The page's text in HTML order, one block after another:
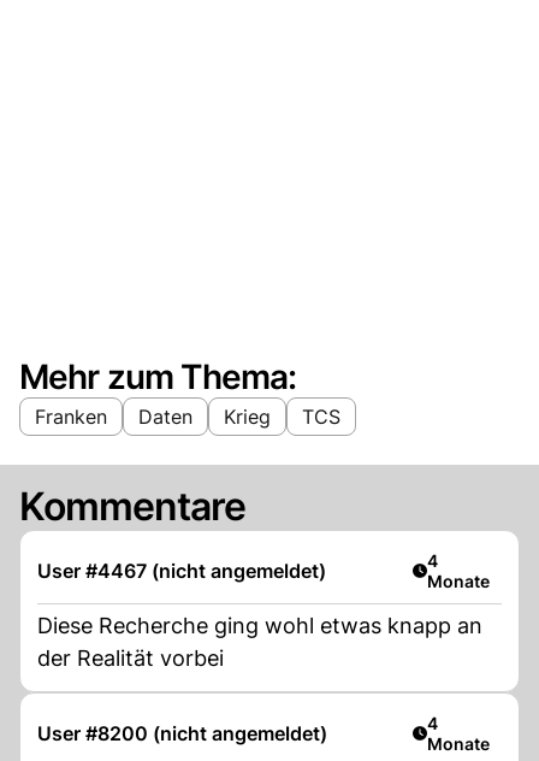
Mehr zum Thema:
Franken Daten Krieg TCS
Kommentare
User #4467 (nicht angemeldet) Artikel
4
Monate
Diese Recherche ging wohl etwas knapp an
der Realität vorbei
User #8200 (nicht angemeldet) Artikel
4
Monate